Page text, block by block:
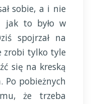
sobie, a i nie
jak to było w
spojrzał na
zrobi tylko tyle
się na kreską
Po pobieżnych
że trzeba